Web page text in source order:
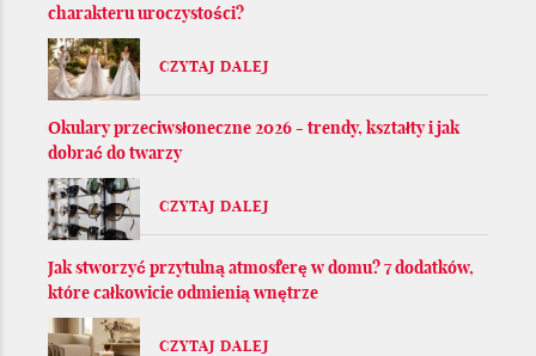
charakteru uroczystości?
CZYTAJ DALEJ
Okulary przeciwsłoneczne 2026 - trendy, kształty i jak
dobrać do twarzy
CZYTAJ DALEJ
Jak stworzyć przytulną atmosferę w domu? 7 dodatków,
które całkowicie odmienią wnętrze
CZYTAJ DALEJ